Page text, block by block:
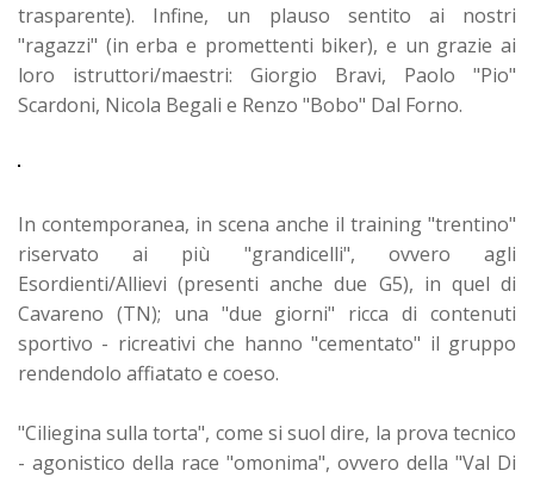
trasparente). Infine, un plauso sentito ai nostri
"ragazzi" (in erba e promettenti biker), e un grazie ai
loro istruttori/maestri: Giorgio Bravi, Paolo "Pio"
Scardoni, Nicola Begali e Renzo "Bobo" Dal Forno.
In contemporanea, in scena anche il training "trentino"
riservato ai più "grandicelli", ovvero agli
Esordienti/Allievi (presenti anche due G5), in quel di
Cavareno (TN); una "due giorni" ricca di contenuti
sportivo - ricreativi che hanno "cementato" il gruppo
rendendolo affiatato e coeso.
"Ciliegina sulla torta", come si suol dire, la prova tecnico
- agonistico della race "omonima", ovvero della "Val Di